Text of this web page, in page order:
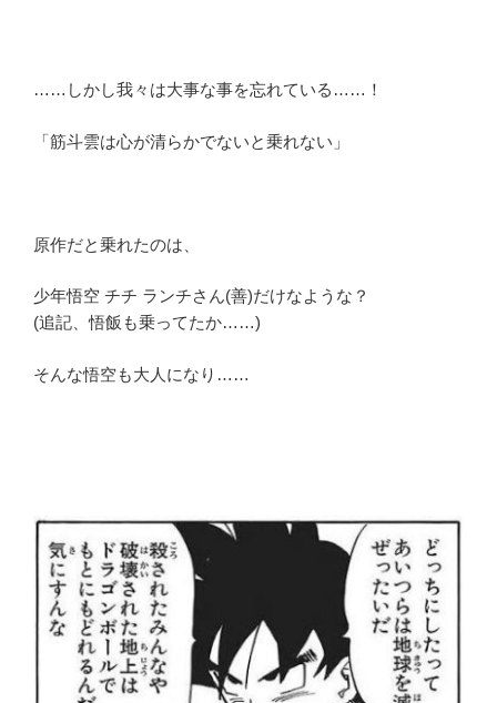
……しかし我々は大事な事を忘れている……！
「筋斗雲は心が清らかでないと乗れない」
原作だと乗れたのは、
少年悟空 チチ ランチさん(善)だけなような？
(追記、悟飯も乗ってたか……)
そんな悟空も大人になり……